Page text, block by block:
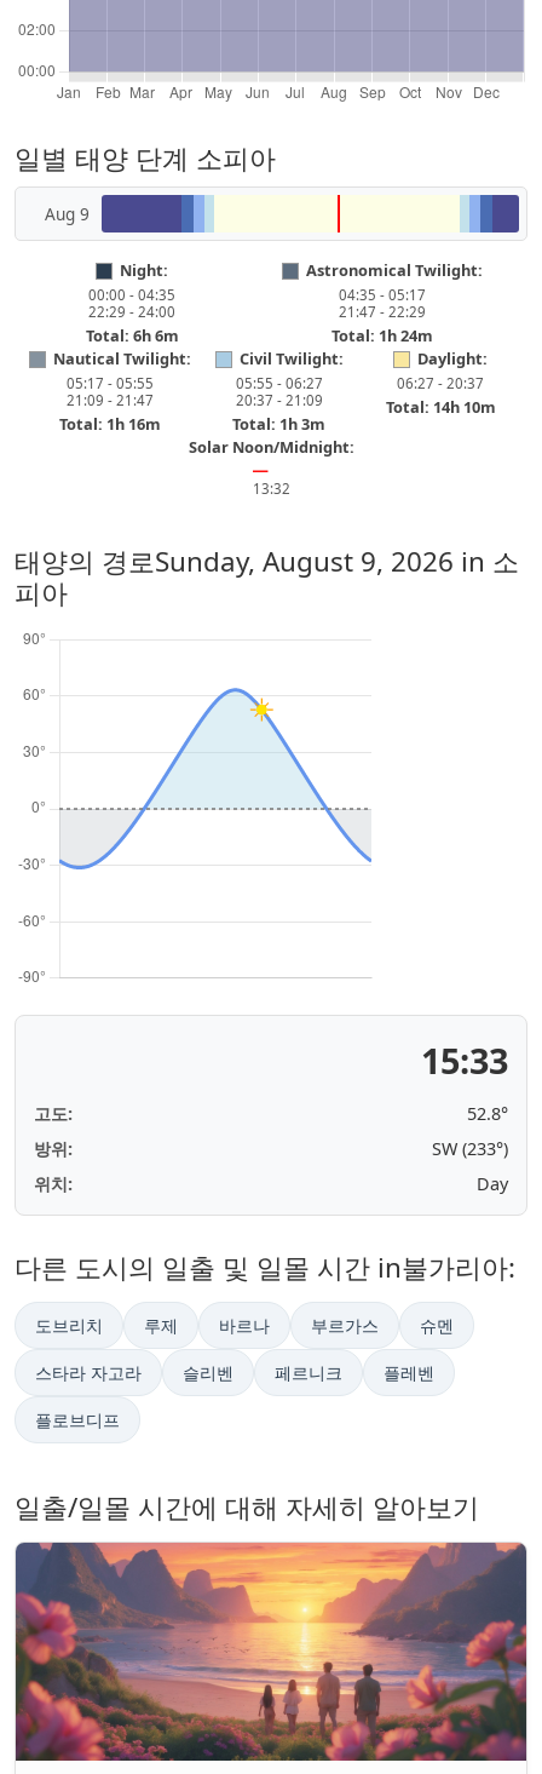
일별 태양 단계 소피아
Aug 9
Night:
00:00 - 04:35
22:29 - 24:00
Total: 6h 6m
Astronomical Twilight:
04:35 - 05:17
21:47 - 22:29
Total: 1h 24m
Nautical Twilight:
05:17 - 05:55
21:09 - 21:47
Total: 1h 16m
Civil Twilight:
05:55 - 06:27
20:37 - 21:09
Total: 1h 3m
Daylight:
06:27 - 20:37
Total: 14h 10m
Solar Noon/Midnight:
━
13:32
태양의 경로Sunday, August 9, 2026 in 소
피아
15:33
고도:
52.7°
방위:
SW (233°)
위치:
Day
다른 도시의 일출 및 일몰 시간 in불가리아:
도브리치 루제 바르나 부르가스 슈멘
스타라 자고라 슬리벤 페르니크 플레벤
플로브디프
일출/일몰 시간에 대해 자세히 알아보기